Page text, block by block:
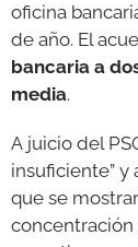
oficina
de año. El
bancaria a
media.
A juicio del
insuficiente” y
que se
concentración